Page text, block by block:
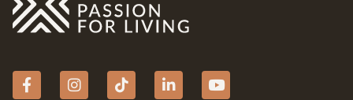
FacebookInstagram
tiktokLinkedinYouTube